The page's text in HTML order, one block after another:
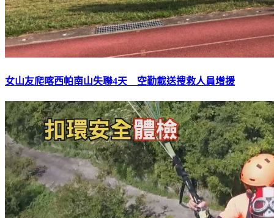
女山友爬喀西帕南山失聯4天 空勤載送搜救人員增援